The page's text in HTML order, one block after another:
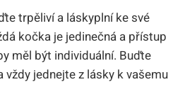
trpěliví a ⁣láskyplní ke své
kočka‍ je jedinečná ⁤a přístup
měl být individuální. Buďte⁢
‌vždy⁤ jednejte z lásky ​k vašemu